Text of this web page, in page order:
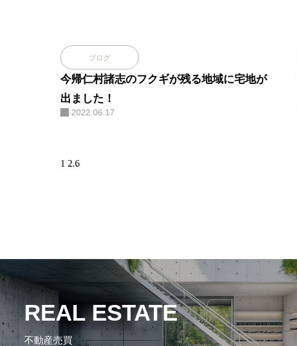
ブログ
今帰仁村諸志のフクギが残る地域に宅地が
出ました！
2022.06.17
1 2…6
REAL ESTATE
不動産売買